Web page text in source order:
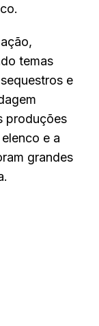
temas
e
produções
e a
grandes